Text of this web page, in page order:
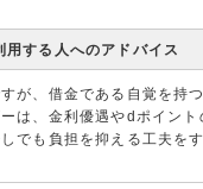
する人へのアドバイス
が、借金である自覚を持
は、金利優遇やdポイント
でも負担を抑える工夫を